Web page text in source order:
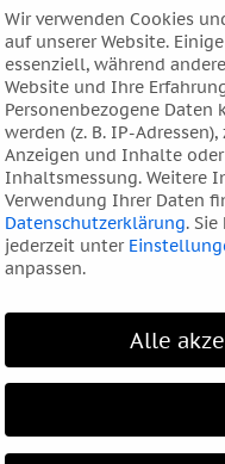
Wir verwenden Cookies
auf unserer Website.
essenziell, während
Website und Ihre
Personenbezogene Daten
werden (z. B. IP-
Anzeigen und Inhalte
Inhaltsmessung. Weitere
Verwendung Ihrer Daten
Datenschutzerklärung.
jederzeit unter
anpassen.
Alle